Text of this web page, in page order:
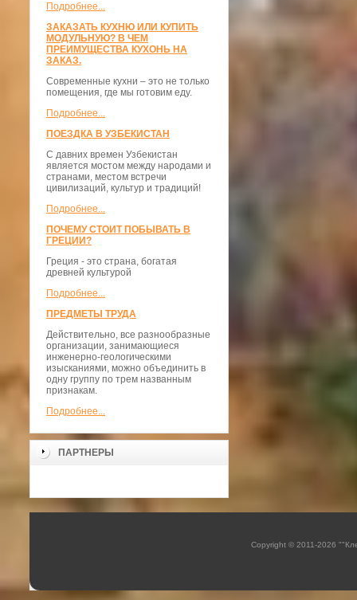
Подробнее...
ЗАКАЗАТЬ КУХНЮ ИЛИ КУПИТЬ
МОДУЛЬНУЮ? В ЧЕМ
ПРЕИМУЩЕСТВА КУХОНЬ НА
ЗАКАЗ.
Современные кухни – это не только
помещения, где мы готовим еду.
Подробнее...
ПОЕЗДКА В УЗБЕКИСТАН
С давних времен Узбекистан
является мостом между народами и
странами, местом встречи
цивилизаций, культур и традиций!
Подробнее...
ПОЧЕМУ СТОИТ ПОБЫВАТЬ В
ГРЕЦИИ?
Греция - это страна, богатая
древней культурой
Подробнее...
ПРЕДМЕТЫ ТРУДА
Действительно, все разнообразные
организации, занимающиеся
инженерно-геологическими
изысканиями, можно объединить в
одну группу по трем названным
признакам.
Подробнее...
ПАРТНЕРЫ
Copyright © 2011-2026